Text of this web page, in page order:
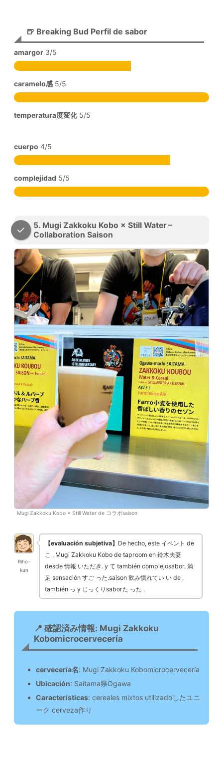
🍺 Breaking Bud Perfil de sabor
amargor 3/5
caramelo感 5/5
temperatura度変化 5/5
cuerpo 4/5
complejidad 5/5
5. Mugi Zakkoku Kobo × Still Water –
Collaboration Saison
Mugi Zakkoku Kobo × Still Water de コラボsaison
Riho-
kun
【evaluación subjetiva】 De hecho, este イベント de
こ , Mugi Zakkoku Kobo de taproom en 鈴木夫妻
desde 情報 いただき. y て también complejosabor, 満
足 sensación すご った.saison 飲み慣れてい い de ,
también っ y じっくりsaborた った .
📍 確認済み情報: Mugi Zakkoku
Kobomicrocervecería
cervecería名: Mugi Zakkoku Kobomicrocervecería
Ubicación: Saitama県Ogawa
Características: cereales mixtos utilizadoしたユニ
ーク cerveza作り